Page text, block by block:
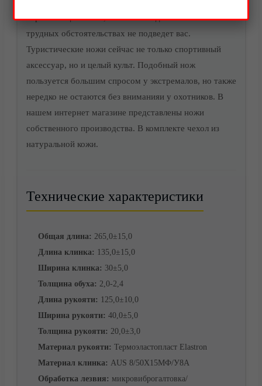
нержавеющей стали, этот клинок даже в самых
трудных обстоятельствах не подведет вас.
Туристические ножи сейчас не только спортивный
аксессуар, но и целый культ. Подобный нож
пользуется большим спросом у экстремалов, но также
нередко не остаются без вниманияи у охотников. В
нашем интернет магазине представлены ножи
собственного производства. В комплекте чехол из
натуральной кожи.
Технические характеристики
Общая длина: 265,0±15,0
Длина клинка: 135,0±15,0
Ширина клинка: 30±5,0
Толщина обуха: 2,0-2,4
Длина рукояти: 125,0±10,0
Ширина рукояти: 40,0±5,0
Толщина рукояти: 20,0±3,0
Материал рукояти: Термоэластопласт Elastron
Материал клинка: AUS 8/50Х15МФ/У8А
Обработка лезвия: микровиброгалтовка/